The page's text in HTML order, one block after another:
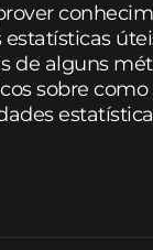
de alguns
sobre